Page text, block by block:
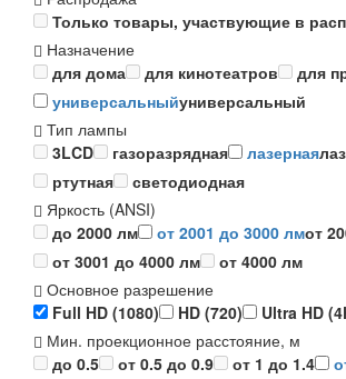
Только товары, участвующие в
Назначение
для дома
для кинотеатров
для
универсальныйуниверсальный
Тип лампы
3LCD
газоразрядная лазерная
ртутная
светодиодная
Яркость (ANSI)
до 2000 лм
от 2001 до 3000 лмот
от 3001 до 4000 лм
от 4000 лм
Основное разрешение
Full HD (1080)
HD (720)
Ultra HD
Мин. проекционное расстояние, м
до 0.5
от 0.5 до 0.9 от 1 до 1.4